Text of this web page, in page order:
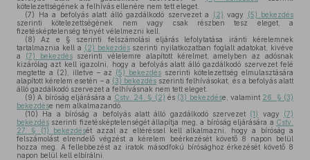
kötelezettségének a felhívás ellenére nem tett eleget.
(7) Ha a befolyás alatt álló gazdálkodó szervezet a (2) vagy
(5) bekezdés
szerinti kötelezettségének nem vagy csak részben tesz eleget, a
fizetésképtelenség tényét vélelmezni kell.
(8) Az e § szerinti felszámolási eljárás lefolytatása iránti kérelemnek
tartalmaznia kell a (2) bekezdésszerinti nyilatkozatban foglalt adatokat, kivéve
a
(7) bekezdésszerinti vélelemre alapított kérelmet, amelyben az adósnak
kizárólag azt kell igazolni, hogy a befolyás alatt álló gazdálkodó szervezet felé
megtette a (2), illetve – az (5) bekezdés szerinti kötelezettség elmulasztására
alapított kérelem esetén – a (3) bekezdés szerinti felhívásokat, és a befolyás alatt
álló gazdálkodó szervezet a felhívásnak nem tett eleget.
(9) A bíróság eljárására a Cstv. 24. § (2) és (3) bekezdése, valamint 26. § (3)
bekezdése nem alkalmazandó.
(10) Ha a bíróság a befolyás alatt álló gazdálkodó szervezet (1) vagy (7)
bekezdés szerinti fizetésképtelenségét állapítja meg, a bíróság eljárására a Cstv.
27. § (1) bekezdését azzal az eltéréssel kell alkalmazni, hogy a bíróság a
felszámolást elrendelő végzést a kérelem beérkezését követő 8 napon belül
hozza meg. A fellebbezést az iratok másodfokú bírósághoz érkezését követő 8
napon belül kell elbírálni.